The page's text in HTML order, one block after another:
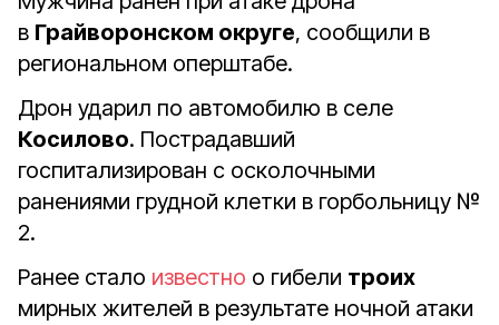
в Грайворонском округе, сообщили в
региональном оперштабе.
Дрон ударил по автомобилю в селе
Косилово. Пострадавший
госпитализирован с осколочными
ранениями грудной клетки в горбольницу №
2.
Ранее стало известно о гибели троих
мирных жителей в результате ночной атаки